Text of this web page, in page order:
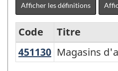
Afficher les définitions
Variante
Code
Titre
451130 Magasins
Magasins